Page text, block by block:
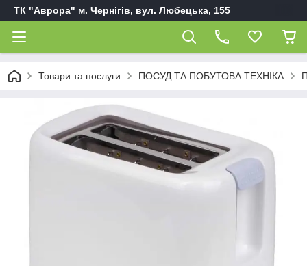
ТК "Аврора" м. Чернігів, вул. Любецька, 155
Товари та послуги ПОСУД ТА ПОБУТОВА ТЕХНІКА